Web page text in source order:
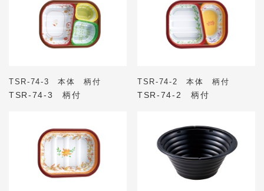
TSR-74-3 本体 柄付
TSR-74-3 柄付
TSR-74-2 本体 柄付
TSR-74-2 柄付